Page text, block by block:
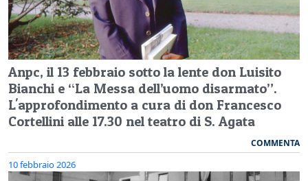
Anpc, il 13 febbraio sotto la lente don Luisito
Bianchi e “La Messa dell’uomo disarmato”.
L'approfondimento a cura di don Francesco
Cortellini alle 17.30 nel teatro di S. Agata
COMMENTA
10 febbraio 2026